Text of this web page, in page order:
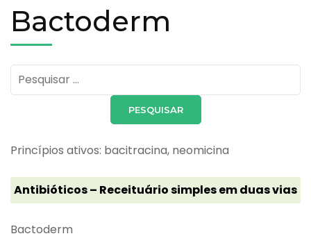
Bactoderm
Pesquisar
por:
Princípios ativos: bacitracina, neomicina
Antibióticos – Receituário simples em duas vias
Bactoderm